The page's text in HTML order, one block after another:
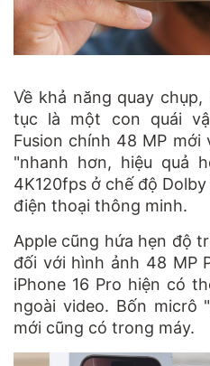
Về khả năng quay chụp,
tục là một con quái
Fusion chính 48 MP mới
"nhanh hơn, hiệu quả
4K120fps ở chế độ
điện thoại thông minh.
Apple cũng hứa hẹn độ
đối với hình ảnh 48 MP
iPhone 16 Pro hiện có
ngoài video. Bốn micrô
mới cũng có trong máy.